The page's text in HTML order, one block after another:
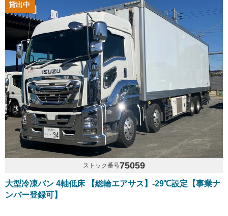
貸出中
ストック番号75059
大型冷凍バン 4軸低床 【総輪エアサス】-29℃設定【事業ナ
ンバー登録可】